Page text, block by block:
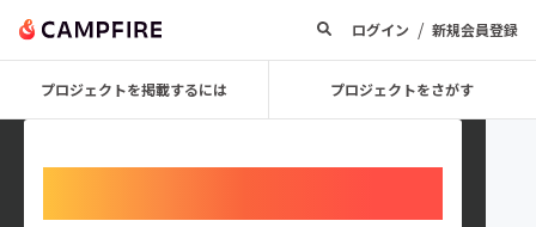
ログイン / 新規会員登録
プロジェクトを掲載するには プロジェクトをさがす